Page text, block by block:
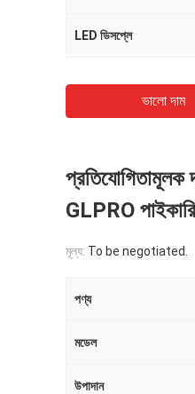
LED ডিসপ্লে
ভালো দাম
প্রতিযোগিতামূলক
GLPRO
মূল্য: To be negotiated.
পণ্য
মডেল
উপাদান